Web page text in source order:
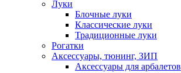
Луки
Блочные луки
Классические луки
Традиционные луки
Рогатки
Аксессуары, тюнинг, ЗИП
Аксессуары для арбалетов